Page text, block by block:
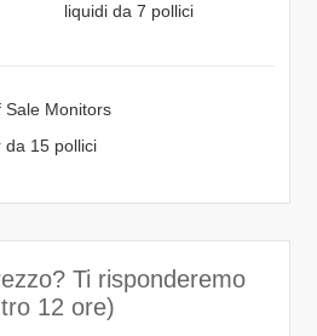
liquidi da 7 pollici
Sale Monitors
da 15 pollici
Ti risponderemo
12 ore)